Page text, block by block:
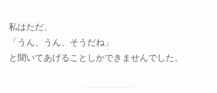
私はただ、
「うん、うん、そうだね」
と聞いてあげることしかできませんでした。